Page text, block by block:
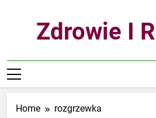
Zdrowie I
Home rozgrzewka